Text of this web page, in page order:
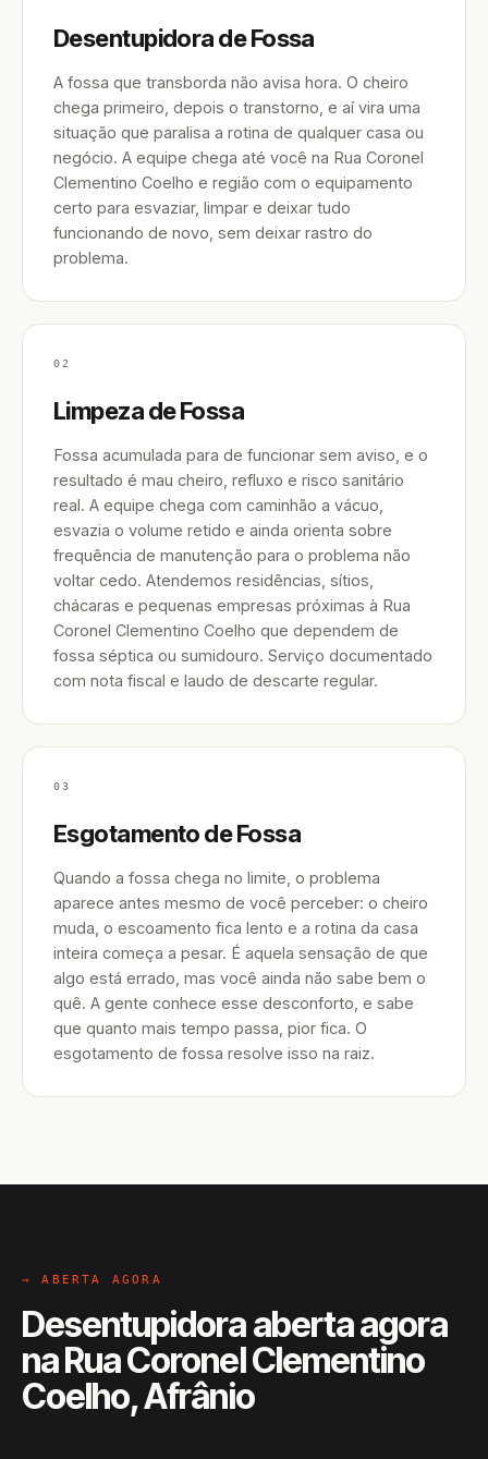
Desentupidora de Fossa
A fossa que transborda não avisa hora. O cheiro
chega primeiro, depois o transtorno, e aí vira uma
situação que paralisa a rotina de qualquer casa ou
negócio. A equipe chega até você na Rua Coronel
Clementino Coelho e região com o equipamento
certo para esvaziar, limpar e deixar tudo
funcionando de novo, sem deixar rastro do
problema.
02
Limpeza de Fossa
Fossa acumulada para de funcionar sem aviso, e o
resultado é mau cheiro, refluxo e risco sanitário
real. A equipe chega com caminhão a vácuo,
esvazia o volume retido e ainda orienta sobre
frequência de manutenção para o problema não
voltar cedo. Atendemos residências, sítios,
chácaras e pequenas empresas próximas à Rua
Coronel Clementino Coelho que dependem de
fossa séptica ou sumidouro. Serviço documentado
com nota fiscal e laudo de descarte regular.
03
Esgotamento de Fossa
Quando a fossa chega no limite, o problema
aparece antes mesmo de você perceber: o cheiro
muda, o escoamento fica lento e a rotina da casa
inteira começa a pesar. É aquela sensação de que
algo está errado, mas você ainda não sabe bem o
quê. A gente conhece esse desconforto, e sabe
que quanto mais tempo passa, pior fica. O
esgotamento de fossa resolve isso na raiz.
→ ABERTA AGORA
Desentupidora aberta agora
na Rua Coronel Clementino
Coelho, Afrânio